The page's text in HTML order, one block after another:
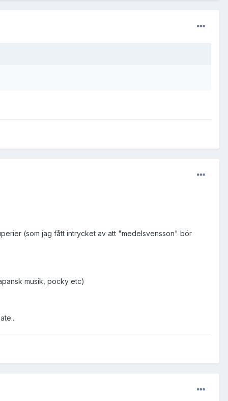
(som jag fått intrycket av att "medelsvensson" bör
musik, pocky etc)